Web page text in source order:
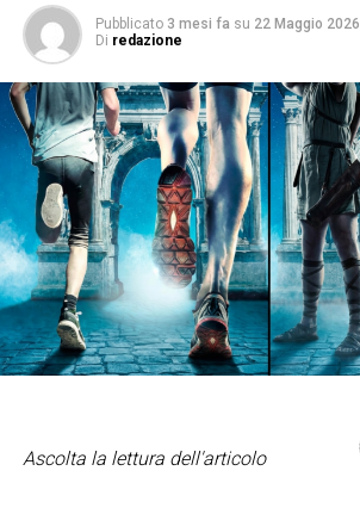
Pubblicato 3 mesi fa su 22 Maggio 2026
Di redazione
Ascolta la lettura dell'articolo